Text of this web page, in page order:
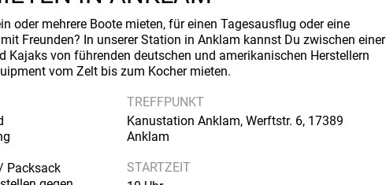
oder mehrere Boote mieten, für einen Tagesausflug oder eine
Freunden? In unserer Station in Anklam kannst Du zwischen einer
Kajaks von führenden deutschen und amerikanischen Herstellern
vom Zelt bis zum Kocher mieten.
Packsack
TREFFPUNKT
Kanustation Anklam, Werftstr. 6, 17389
Anklam
STARTZEIT